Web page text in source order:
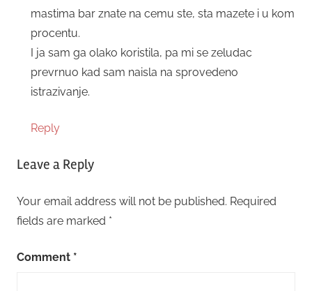
mastima bar znate na cemu ste, sta mazete i u kom
procentu.
I ja sam ga olako koristila, pa mi se zeludac
prevrnuo kad sam naisla na sprovedeno
istrazivanje.
Reply
Leave a Reply
Your email address will not be published. Required
fields are marked *
Comment *